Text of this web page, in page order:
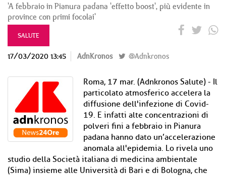
'A febbraio in Pianura padana 'effetto boost', più evidente in
province con primi focolai'
SALUTE
17/03/2020 13:45 AdnKronos @Adnkronos
Roma, 17 mar. (Adnkronos Salute) - Il
particolato atmosferico accelera la
diffusione dell'infezione di Covid-
19. E infatti alte concentrazioni di
polveri fini a febbraio in Pianura
padana hanno dato un’accelerazione
anomala all'epidemia. Lo rivela uno
studio della Società italiana di medicina ambientale
(Sima) insieme alle Università di Bari e di Bologna, che